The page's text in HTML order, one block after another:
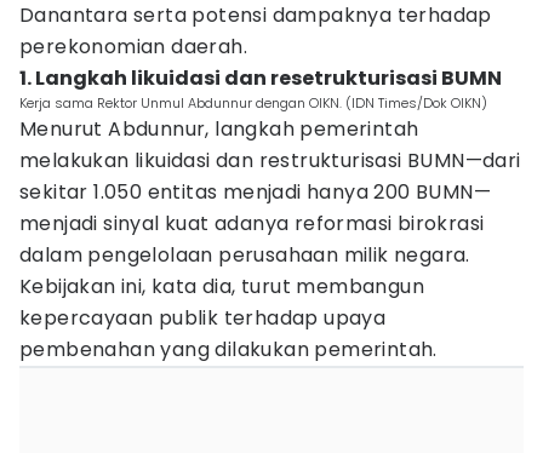
Danantara serta potensi dampaknya terhadap
perekonomian daerah.
1. Langkah likuidasi dan resetrukturisasi BUMN
Kerja sama Rektor Unmul Abdunnur dengan OIKN. (IDN Times/Dok OIKN)
Menurut Abdunnur, langkah pemerintah
melakukan likuidasi dan restrukturisasi BUMN—dari
sekitar 1.050 entitas menjadi hanya 200 BUMN—
menjadi sinyal kuat adanya reformasi birokrasi
dalam pengelolaan perusahaan milik negara.
Kebijakan ini, kata dia, turut membangun
kepercayaan publik terhadap upaya
pembenahan yang dilakukan pemerintah.